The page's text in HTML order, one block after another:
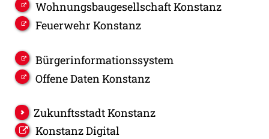
Wohnungsbaugesellschaft Konstanz
Feuerwehr Konstanz
Bürgerinformationssystem
Offene Daten Konstanz
Zukunftsstadt Konstanz
Konstanz Digital